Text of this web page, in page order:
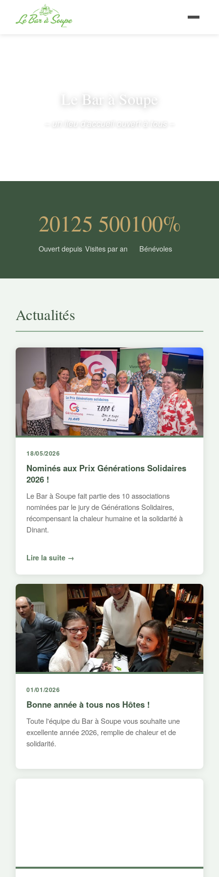
Le Bar à Soupe
– un lieu d'accueil ouvert à tous –
2012
Ouvert depuis
5 500
Visites par an
100%
Bénévoles
Actualités
18/05/2026
Nominés aux Prix Générations Solidaires
2026 !
Le Bar à Soupe fait partie des 10 associations
nominées par le jury de Générations Solidaires,
récompensant la chaleur humaine et la solidarité à
Dinant.
Lire la suite →
01/01/2026
Bonne année à tous nos Hôtes !
Toute l'équipe du Bar à Soupe vous souhaite une
excellente année 2026, remplie de chaleur et de
solidarité.